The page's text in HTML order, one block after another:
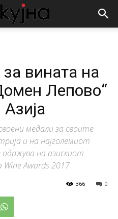
вината на
Лепово“
медали за своите
и на најголемиот
на азискиот
Awards 2017
0
366